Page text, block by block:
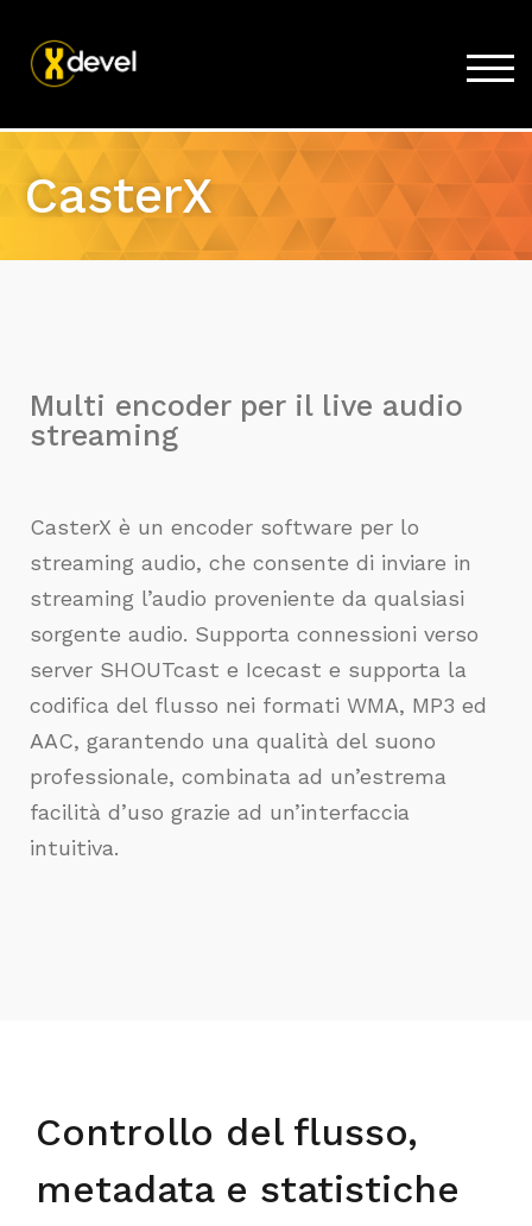
Home
Prodotti
Azienda
CasterX
Multi encoder per il live audio
streaming
CasterX è un encoder software per lo
streaming audio, che consente di inviare in
streaming l’audio proveniente da qualsiasi
sorgente audio. Supporta connessioni verso
server SHOUTcast e Icecast e supporta la
codifica del flusso nei formati WMA, MP3 ed
AAC, garantendo una qualità del suono
professionale, combinata ad un’estrema
facilità d’uso grazie ad un’interfaccia
intuitiva.
Controllo del flusso,
metadata e statistiche